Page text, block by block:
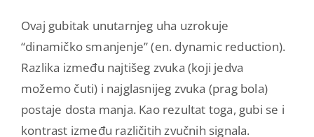
Ovaj gubitak unutarnjeg uha uzrokuje
“dinamičko smanjenje” (en. dynamic reduction).
Razlika između najtišeg zvuka (koji jedva
možemo čuti) i najglasnijeg zvuka (prag bola)
postaje dosta manja. Kao rezultat toga, gubi se i
kontrast između različitih zvučnih signala.